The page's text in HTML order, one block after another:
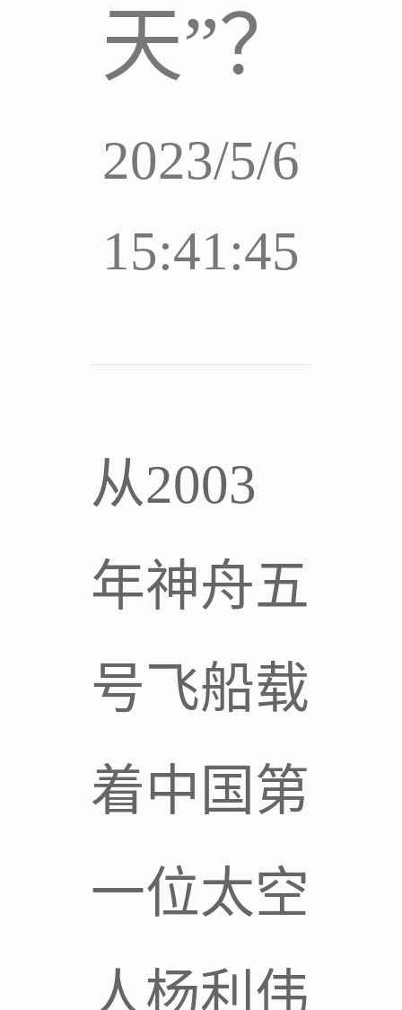
天”？
2023/5/6
15:41:45
从2003
年神舟五
号飞船载
着中国第
一位太空
人杨利伟